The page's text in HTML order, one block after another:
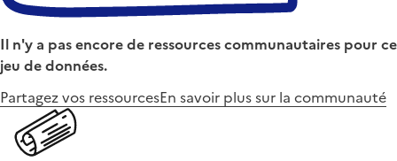
Il n'y a pas encore de ressources communautaires pour ce
jeu de données.
Partagez vos ressourcesEn savoir plus sur la communauté